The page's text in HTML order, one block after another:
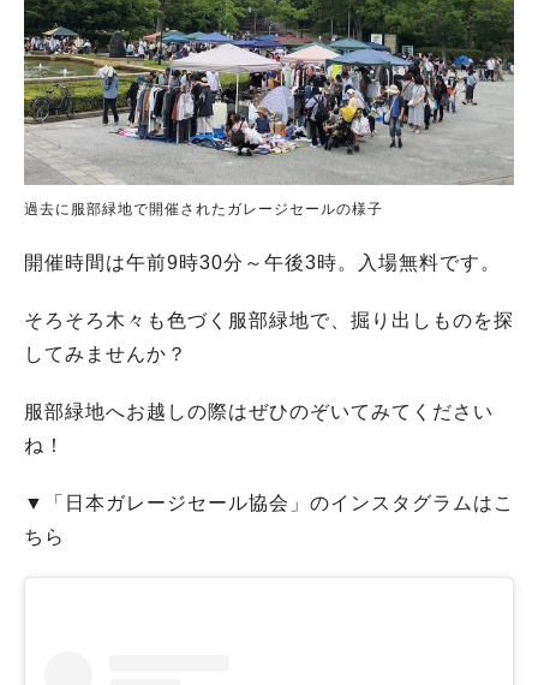
過去に服部緑地で開催されたガレージセールの様子
開催時間は午前9時30分～午後3時。入場無料です。
そろそろ木々も色づく服部緑地で、掘り出しものを探
してみませんか？
服部緑地へお越しの際はぜひのぞいてみてください
ね！
▼「日本ガレージセール協会」のインスタグラムはこ
ちら